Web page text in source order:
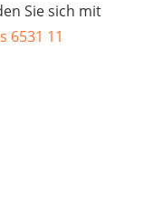
Sie sich mit
6531 11